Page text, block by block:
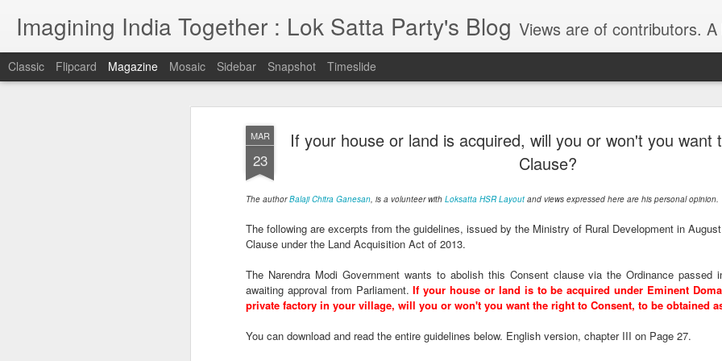
MAR
23
If your house or land is acquired, will you or won't you want
Clause?
The authorBalaji Chitra Ganesan, is a volunteer with Loksatta HSR Layout and views expressed here are his personal opinion.
The following are excerpts from the guidelines, issued by the Ministry of Rural Development in
Clause under the Land Acquisition Act of 2013.
The Narendra Modi Government wants to abolish this Consent clause via the Ordinance passed
awaiting approval from Parliament.If your house or land is to be acquired under Eminent
private factory in your village, will you or won't you want the right to Consent, to be obtained
You can download and read the entire guidelines below. English version, chapter III on Page 27.
Imagining India Together : Lok Satta Party's Blog Views are of contributors. A blog of Lok Satta Party (www.loksatta.org) supporters, members, followers and leaders, on a range of issues from local to national. It is THE ONLY political party platform blog in India where the positions on
Classic Flipcard Magazine Mosaic Sidebar Snapshot Timeslide
రిజర్వేషన్లు పరిష్కారం కాదు, పరిహారం
మాత్రమే : లోక్ సత్తా పార్టీ రాష్ట్ర కార్యదర్శి
అల్లేని నిఖిల్
రిజర్వేషన్లు పరిష్కారం కాదు, పరిహారం మాత్రమే అని లోక్ సత్తా పార్టీ రాష్ట్ర కార్యదర్శి అల్లేని
నిఖిల్ అన్నారు.హైదరాబాద్ (హిమాయత్ నగర్)లోని రాష్ట్ర కార్యాలయంలో రిజర్వేషన్లపై
ఈ సందర్బంగా ఆయన మాట్లాడుతూ
చీల్చే ప్రయత్నం చేయవద్దని
అణగారిన వర్గాల వారి స్థితిగతులు పెద్దగా
ఉన్నారన్నారు.
రిజర్వేషన్ల సమస్య పరిష్కారానికి లోక్ సత్తా
విధానంలో జరగాల్సిన
11
సర్వీస్ గ్యారంటీ చట్టాన్ని
14
Think Tamil Nadu: